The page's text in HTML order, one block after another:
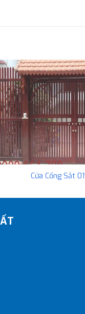
Cửa Cổng Sắt